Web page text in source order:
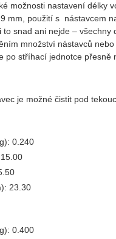
možnosti nastavení délky
mm, použití s nástavcem
to snad ani nejde –
množství nástavců
po stříhací jednotce přesně
je možné čistit pod
0.240
23.30
0.400